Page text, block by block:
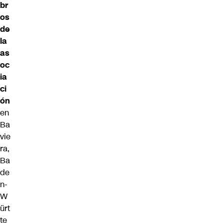
br
os
de
la
as
oc
ia
ci
ón
en
Ba
vie
ra,
Ba
de
n-
W
ürt
te